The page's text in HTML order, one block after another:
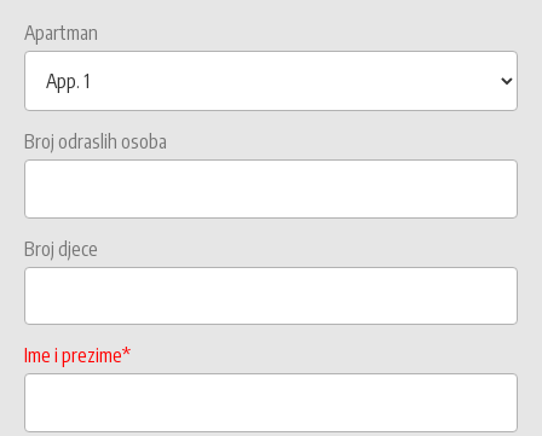
Apartman
Broj odraslih osoba
Broj djece
Ime i prezime*